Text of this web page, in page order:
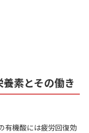
素とその働き
有機酸には疲労回復効